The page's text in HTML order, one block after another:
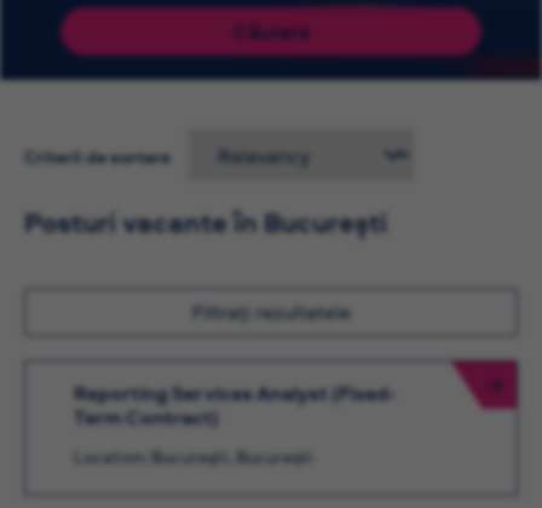
Căutare
Criterii de sortare
Posturi vacante în București
Filtrați rezultatele
Reporting Services Analyst (Fixed-
Term Contract)
Location: București, București